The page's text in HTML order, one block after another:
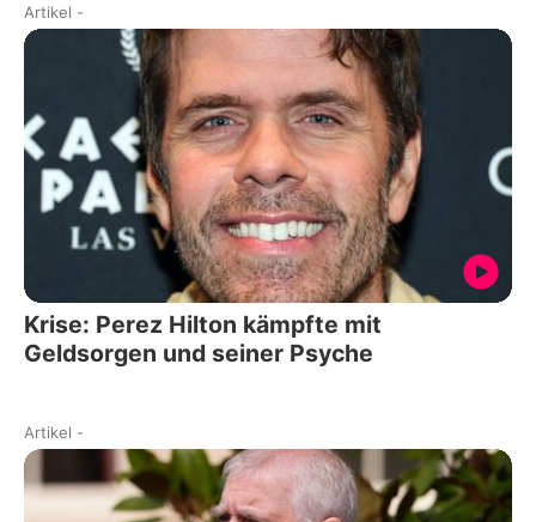
Artikel -
Krise: Perez Hilton kämpfte mit
Geldsorgen und seiner Psyche
Artikel -